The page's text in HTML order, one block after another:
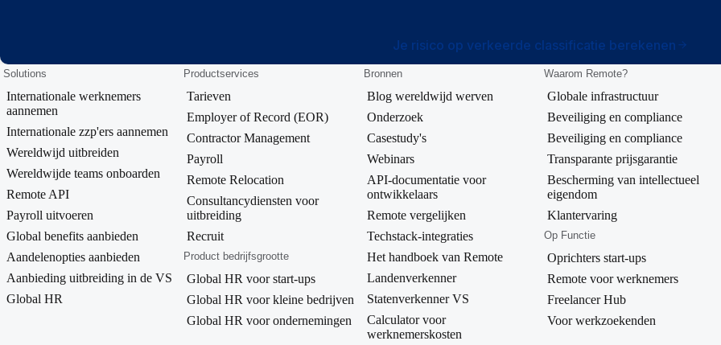
Je risico op verkeerde classificatie berekenen
Solutions
Internationale werknemers
aannemen
Internationale zzp'ers aannemen
Wereldwijd uitbreiden
Wereldwijde teams onboarden
Remote API
Payroll uitvoeren
Global benefits aanbieden
Aandelenopties aanbieden
Aanbieding uitbreiding in de VS
Global HR
Productservices
Tarieven
Employer of Record (EOR)
Contractor Management
Payroll
Remote Relocation
Consultancydiensten voor
uitbreiding
Recruit
Product bedrijfsgrootte
Global HR voor start-ups
Global HR voor kleine bedrijven
Global HR voor ondernemingen
Bronnen
Blog wereldwijd werven
Onderzoek
Casestudy's
Webinars
API-documentatie voor
ontwikkelaars
Remote vergelijken
Techstack-integraties
Het handboek van Remote
Landenverkenner
Statenverkenner VS
Calculator voor
werknemerskosten
Waarom Remote?
Globale infrastructuur
Beveiliging en compliance
Beveiliging en compliance
Transparante prijsgarantie
Bescherming van intellectueel
eigendom
Klantervaring
Op Functie
Oprichters start-ups
Remote voor werknemers
Freelancer Hub
Voor werkzoekenden